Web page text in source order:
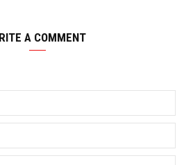
A COMMENT